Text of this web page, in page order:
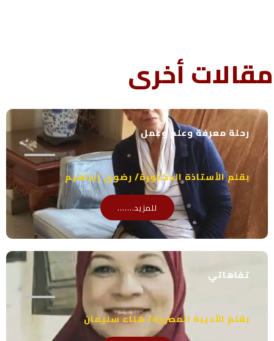
e
مقالات أخرى
رحلة معرفة وعلم وعمل
بقلم الأستاذة الدكتورة/ رضوى إبراهيم
للمزيد.......
تفاهاتي
بقلم الأديبة المصرية/ هناء سليمان